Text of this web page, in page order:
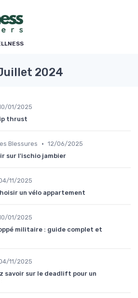
2024
01/2025
thrust
Blessures • 12/06/2025
sur l'ischio jambier
11/2025
un vélo appartement
01/2025
militaire : guide complet et
11/2025
savoir sur le deadlift pour un